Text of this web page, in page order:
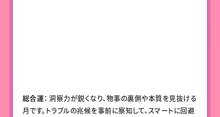
総合運： 洞察力が鋭くなり、物事の裏側や本質を見抜ける
月です。トラブルの兆候を事前に察知して、スマートに回避